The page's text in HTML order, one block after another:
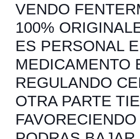
VENDO
100%
ES PERSONAL
MEDICAMENTO
REGULANDO
OTRA PARTE